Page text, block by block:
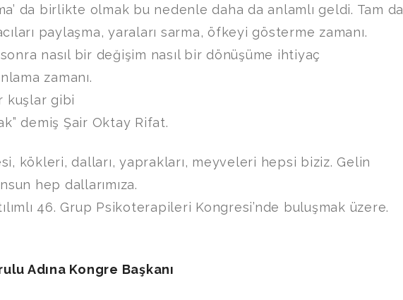
da birlikte olmak bu nedenle daha da anlamlı geldi. Tam da
paylaşma, yaraları sarma, öfkeyi gösterme zamanı.
nasıl bir değişim nasıl bir dönüşüme ihtiyaç
zamanı.
kuşlar gibi
demiş Şair Oktay Rifat.
kökleri, dalları, yaprakları, meyveleri hepsi biziz. Gelin
hep dallarımıza.
46. Grup Psikoterapileri Kongresi’nde buluşmak üzere.
Adına Kongre Başkanı